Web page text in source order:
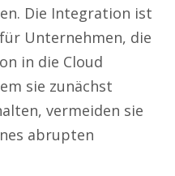
Die Integration ist
Unternehmen, die
in die Cloud
sie zunächst
vermeiden sie
abrupten